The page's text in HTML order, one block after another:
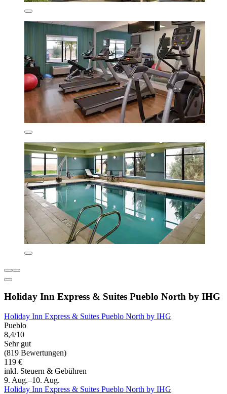
Holiday Inn Express & Suites Pueblo North by IHG
Holiday Inn Express & Suites Pueblo North by IHG
Pueblo
8,4/10
Sehr gut
(819 Bewertungen)
119 €
inkl. Steuern & Gebühren
9. Aug.–10. Aug.
Holiday Inn Express & Suites Pueblo North by IHG